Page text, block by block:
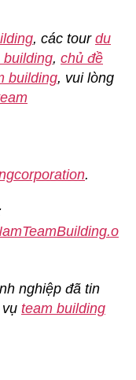
, các tour du
building, chủ đề
building, vui lòng
.
nghiệp đã tin
team building